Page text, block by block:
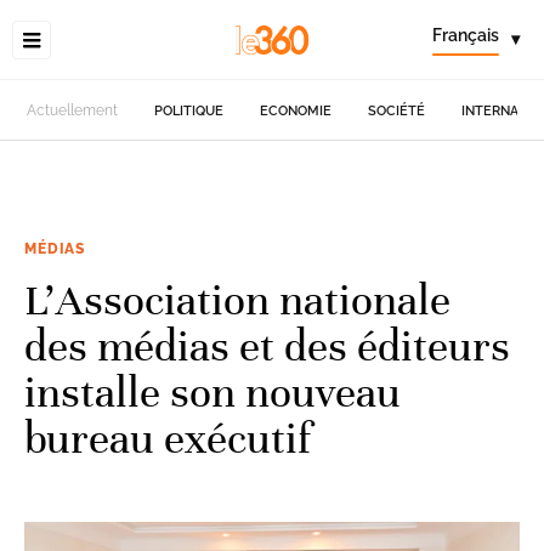
Français ▾
Actuellement POLITIQUE ECONOMIE SOCIÉTÉ
MÉDIAS
L’Association nationale
des médias et des éditeurs
installe son nouveau
bureau exécutif